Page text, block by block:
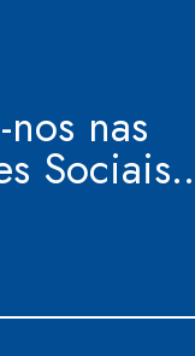
nos nas